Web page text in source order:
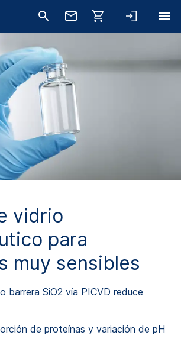
vidrio
para
muy sensibles
barrera SiO2 vía PICVD reduce
de proteínas y variación de pH